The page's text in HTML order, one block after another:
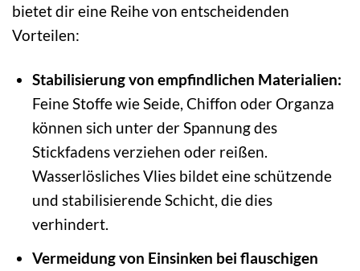
bietet dir eine Reihe von entscheidenden
Vorteilen:
Stabilisierung von empfindlichen Materialien:
Feine Stoffe wie Seide, Chiffon oder Organza
können sich unter der Spannung des
Stickfadens verziehen oder reißen.
Wasserlösliches Vlies bildet eine schützende
und stabilisierende Schicht, die dies
verhindert.
Vermeidung von Einsinken bei flauschigen